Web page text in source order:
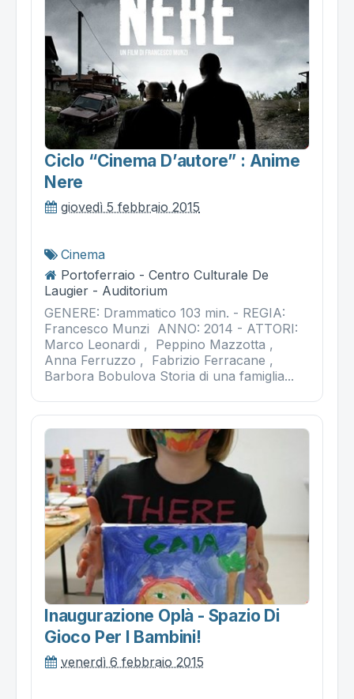
Ciclo “cinema D’autore” : Anime
Nere
giovedì 5 febbraio 2015
Cinema
Portoferraio - Centro Culturale De
Laugier - Auditorium
GENERE: Drammatico 103 min. - REGIA:
Francesco Munzi ANNO: 2014 - ATTORI:
Marco Leonardi , Peppino Mazzotta ,
Anna Ferruzzo , Fabrizio Ferracane ,
Barbora Bobulova Storia di una famiglia...
Inaugurazione Oplà - Spazio Di
Gioco Per I Bambini!
venerdì 6 febbraio 2015